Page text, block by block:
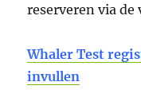
reserveren via
Whaler Test
invullen